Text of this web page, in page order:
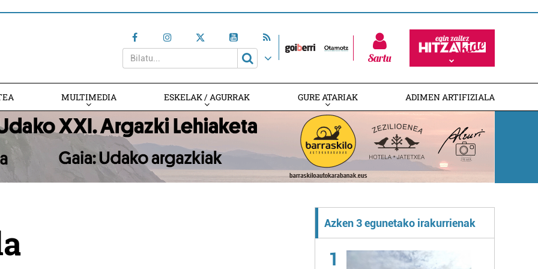
Sartu
MULTIMEDIA ESKELAK / AGURRAK GURE ATARIAK ADIMEN ARTIFIZIALA
Azken 3 egunetako irakurrienak
1